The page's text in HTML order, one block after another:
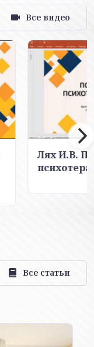
Все видео
Лях И.В.
Все статьи